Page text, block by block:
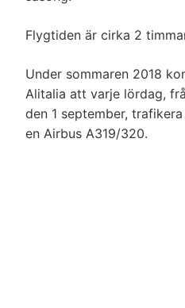
Flygtiden är cirka 2
Under sommaren 2018
Alitalia att varje lördag,
den 1 september,
en Airbus A319/320.